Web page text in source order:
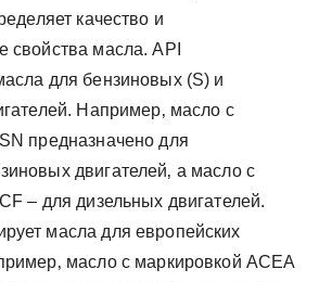
качество и
свойства масла. API
для бензиновых (S) и
Например‚ масло с
предназначено для
двигателей‚ а масло с
– для дизельных двигателей.
масла для европейских
масло с маркировкой ACEA